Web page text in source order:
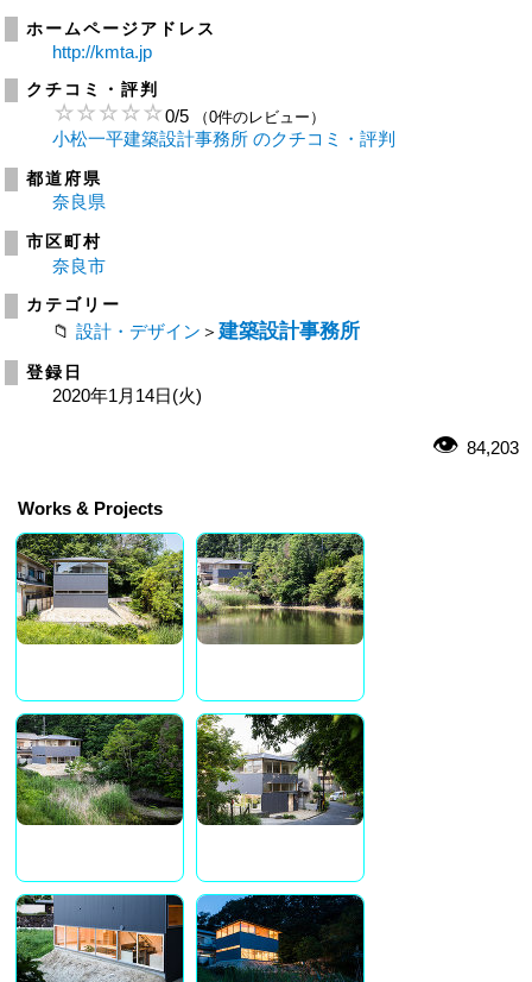
ホームページアドレス
http://kmta.jp
クチコミ・評判
0/5 （0件のレビュー）
小松一平建築設計事務所 のクチコミ・評判
都道府県
奈良県
市区町村
奈良市
カテゴリー
設計・デザイン ＞ 建築設計事務所
登録日
2020年1月14日(火)
84,203
Works & Projects